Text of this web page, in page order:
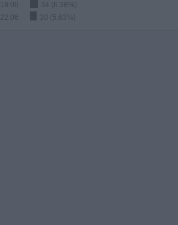
18:00
34 (6.38%)
22:06
30 (5.63%)